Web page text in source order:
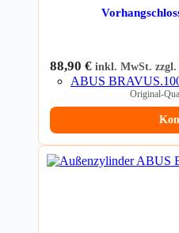
88,90 € inkl. MwSt. zzgl.
ABUS
Original-